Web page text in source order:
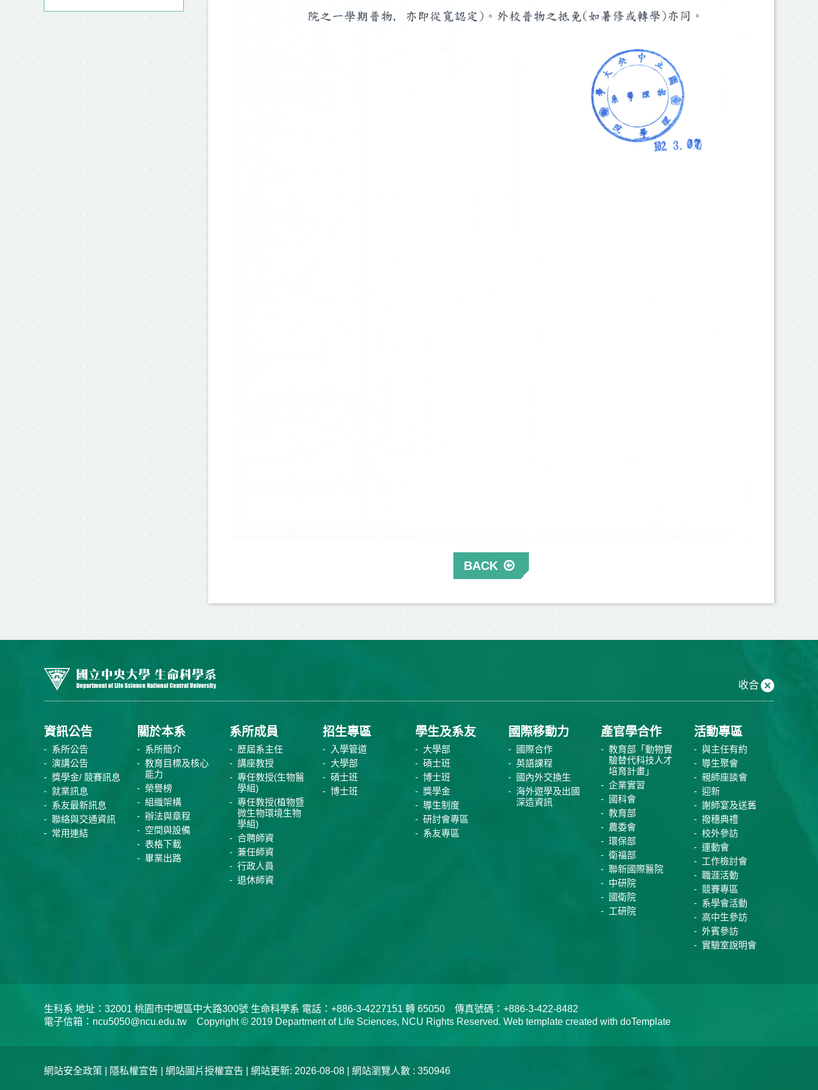
BACK
收合
資訊公告
系所公告
演講公告
獎學金/ 競賽訊息
就業訊息
系友最新訊息
聯絡與交通資訊
常用連結
關於本系
系所簡介
教育目標及核心
能力
榮譽榜
組織架構
辦法與章程
空間與設備
表格下載
畢業出路
系所成員
歷屆系主任
講座教授
專任教授(生物醫
學組)
專任教授(植物暨
微生物環境生物
學組)
合聘師資
兼任師資
行政人員
退休師資
招生專區
入學管道
大學部
碩士班
博士班
學生及系友
大學部
碩士班
博士班
獎學金
導生制度
研討會專區
系友專區
國際移動力
國際合作
英語課程
國內外交換生
海外遊學及出國
深造資訊
產官學合作
教育部「動物實
驗替代科技人才
培育計畫」
企業實習
國科會
教育部
農委會
環保部
衛福部
聯新國際醫院
中研院
國衛院
工研院
活動專區
與主任有約
導生聚會
親師座談會
迎新
謝師宴及送舊
撥穗典禮
校外參訪
運動會
工作檢討會
職涯活動
競賽專區
系學會活動
高中生參訪
外賓參訪
實驗室說明會
生科系 地址：32001 桃園市中壢區中大路300號 生命科學系 電話：+886-3-4227151 轉 65050 傳真號碼：+886-3-422-8482
電子信箱：ncu5050@ncu.edu.tw Copyright © 2019 Department of Life Sciences, NCU Rights Reserved. Web template created with doTemplate
網站安全政策 隱私權宣告 網站圖片授權宣告 | 網站更新: 2026-08-08 | 網站瀏覽人數 : 350946